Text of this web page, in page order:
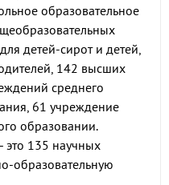
образовательное
детей-сирот и детей,
142 высших
среднего
61 учреждение
образовании.
это 135 научных
образовательную